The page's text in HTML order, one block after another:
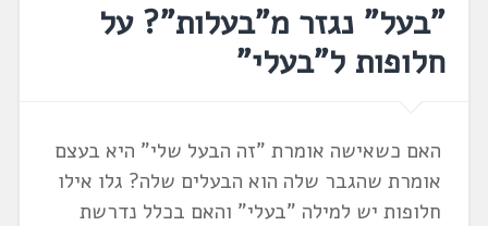
"בעל" נגזר מ"בעלות"? על
חלופות ל"בעלי"
האם כשאישה אומרת "זה הבעל שלי" היא בעצם
אומרת שהגבר שלה הוא הבעלים שלה? גלו אילו
חלופות יש למילה "בעלי" והאם בכלל נדרשת